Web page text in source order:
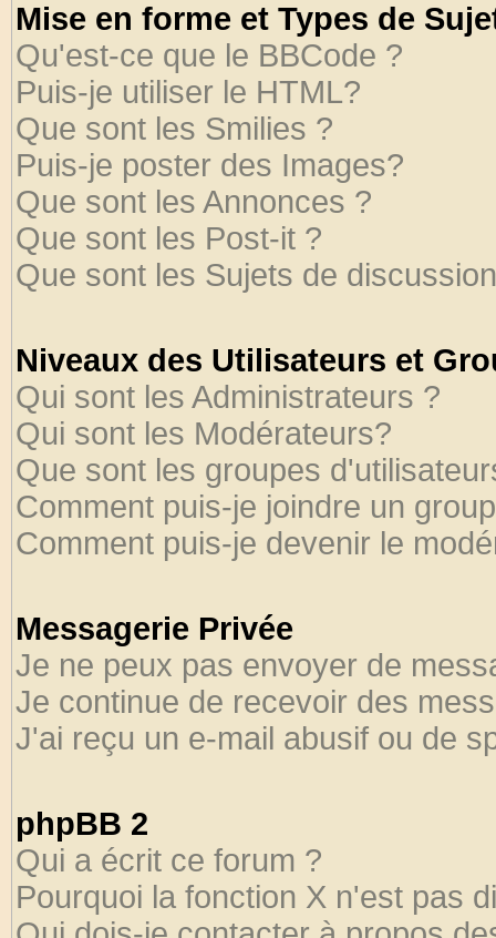
Mise en forme et Types de
Qu'est-ce que le BBCode ?
Puis-je utiliser le HTML?
Que sont les Smilies ?
Puis-je poster des Images?
Que sont les Annonces ?
Que sont les Post-it ?
Que sont les Sujets de
Niveaux des Utilisateurs et
Qui sont les Administrateurs ?
Qui sont les Modérateurs?
Que sont les groupes
Comment puis-je joindre un
Comment puis-je devenir le
Messagerie Privée
Je ne peux pas envoyer de
Je continue de recevoir des
J'ai reçu un e-mail abusif ou de
phpBB 2
Qui a écrit ce forum ?
Pourquoi la fonction X n'est pas